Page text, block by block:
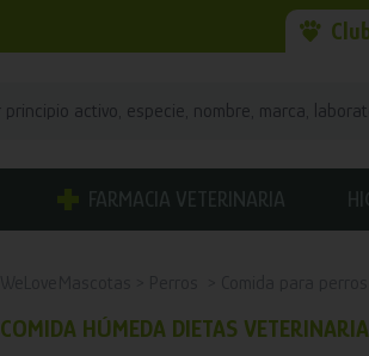
FARMACIA VETERINARIA
COMIDA HÚMEDA DIETAS